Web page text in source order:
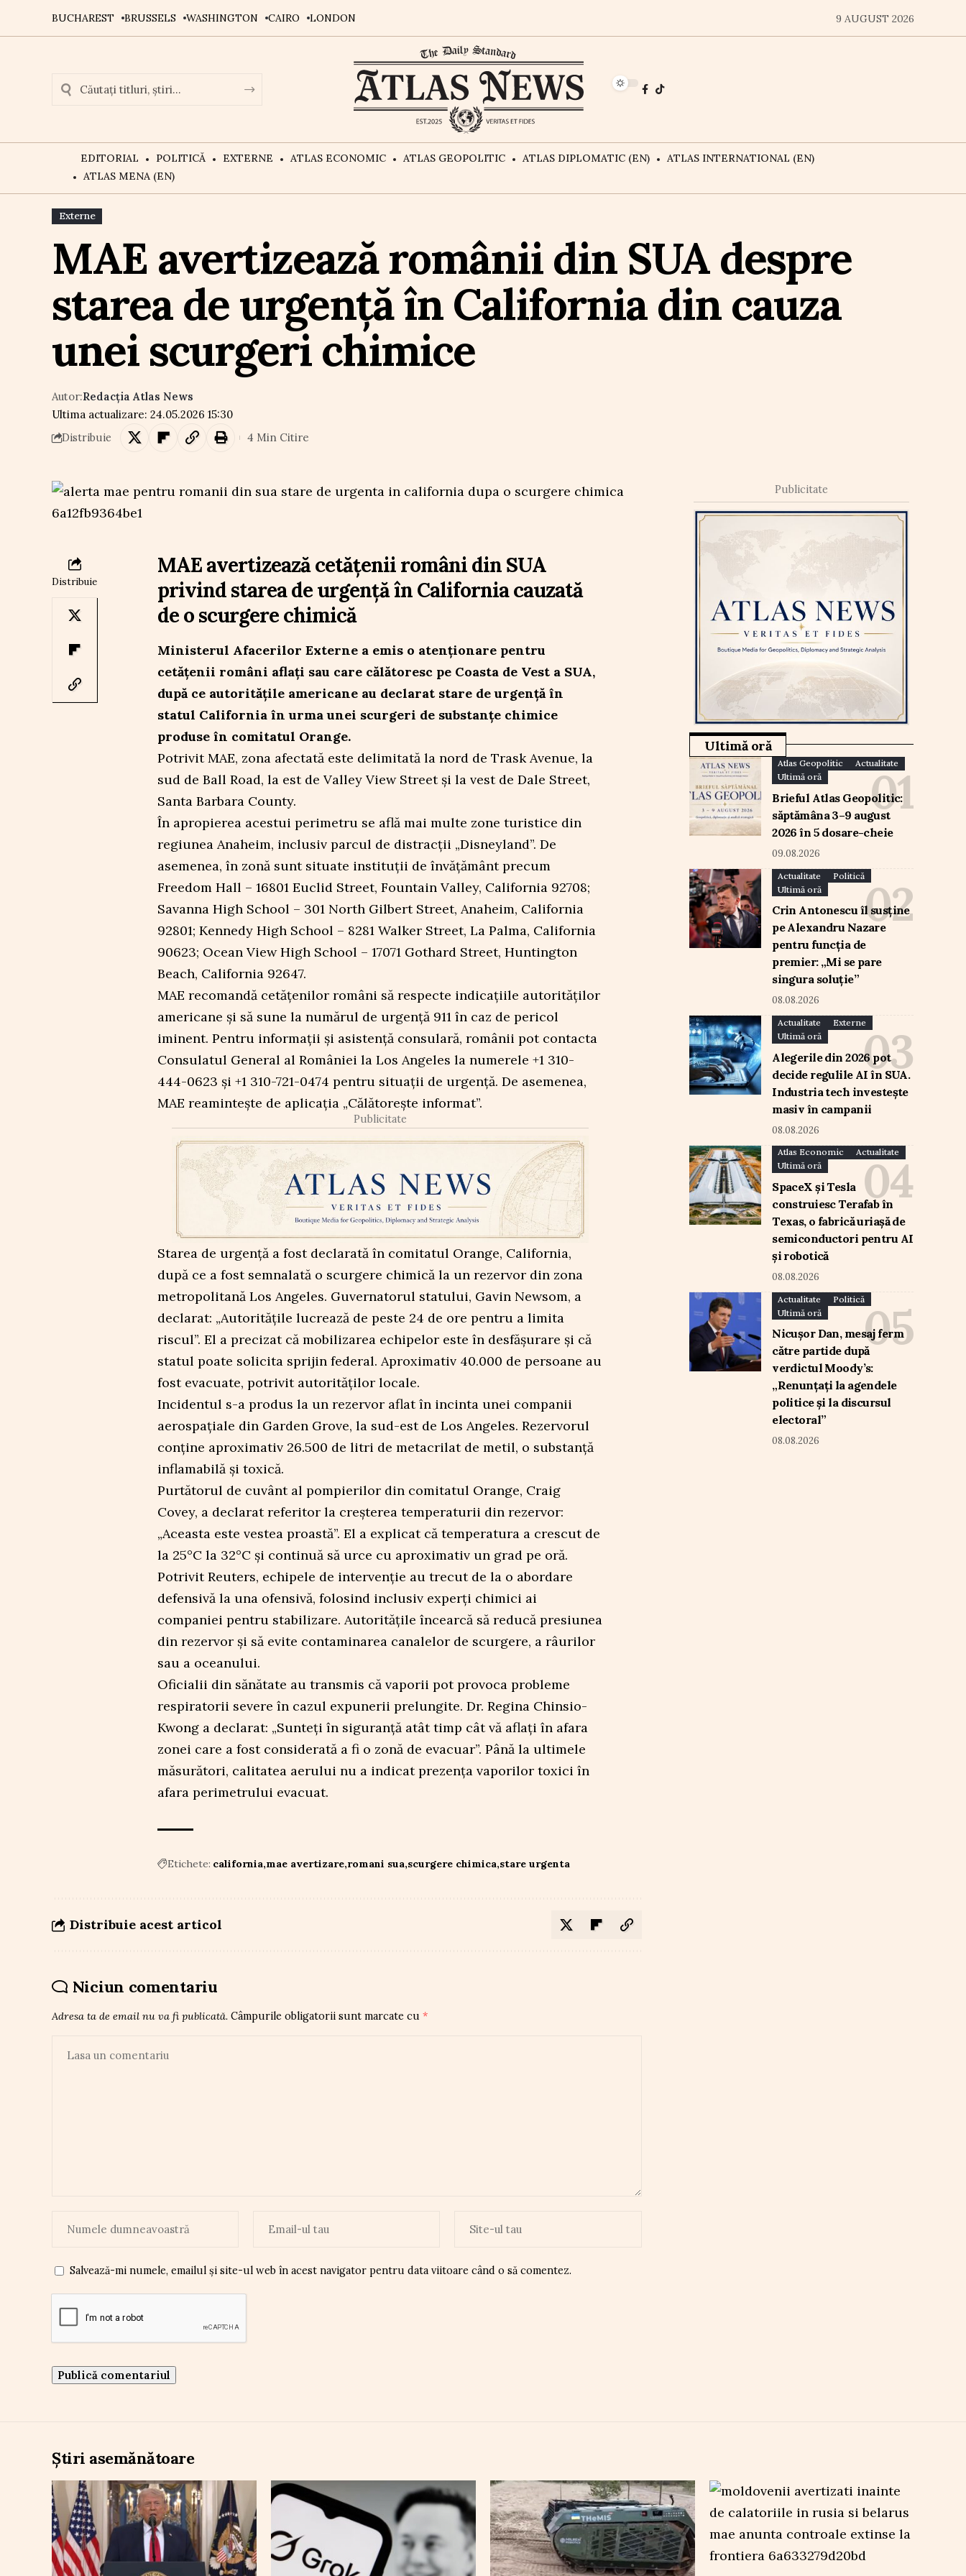
BUCHAREST BRUSSELS WASHINGTON CAIRO LONDON 9 AUGUST 2026
EDITORIAL POLITICĂ EXTERNE ATLAS ECONOMIC ATLAS GEOPOLITIC ATLAS DIPLOMATIC (EN)
ATLAS INTERNATIONAL (EN)
ATLAS MENA (EN)
Externe
MAE avertizează românii din SUA despre
starea de urgență în California din cauza
unei scurgeri chimice
Ultima actualizare: 24.05.2026 15:30
Autor:Redacția Atlas News
Distribuie 4 Min Citire
Distribuie
MAE avertizează cetățenii români din SUA
privind starea de urgență în California cauzată
de o scurgere chimică
Ministerul Afacerilor Externe a emis o atenționare pentru
cetățenii români aflați sau care călătoresc pe Coasta de Vest a SUA,
după ce autoritățile americane au declarat stare de urgență în
statul California în urma unei scurgeri de substanțe chimice
produse în comitatul Orange.
Potrivit MAE, zona afectată este delimitată la nord de Trask Avenue, la
sud de Ball Road, la est de Valley View Street și la vest de Dale Street,
Santa Barbara County.
În apropierea acestui perimetru se află mai multe zone turistice din
regiunea Anaheim, inclusiv parcul de distracții „Disneyland”. De
asemenea, în zonă sunt situate instituții de învățământ precum
Freedom Hall – 16801 Euclid Street, Fountain Valley, California 92708;
Savanna High School – 301 North Gilbert Street, Anaheim, California
92801; Kennedy High School – 8281 Walker Street, La Palma, California
90623; Ocean View High School – 17071 Gothard Street, Huntington
Beach, California 92647.
MAE recomandă cetățenilor români să respecte indicațiile autorităților
americane și să sune la numărul de urgență 911 în caz de pericol
iminent. Pentru informații și asistență consulară, românii pot contacta
Consulatul General al României la Los Angeles la numerele +1 310-
444-0623 și +1 310-721-0474 pentru situații de urgență. De asemenea,
MAE reamintește de aplicația „Călătorește informat”.
Publicitate
Starea de urgență a fost declarată în comitatul Orange, California,
după ce a fost semnalată o scurgere chimică la un rezervor din zona
metropolitană Los Angeles. Guvernatorul statului, Gavin Newsom, a
declarat: „Autoritățile lucrează de peste 24 de ore pentru a limita
riscul”. El a precizat că mobilizarea echipelor este în desfășurare și că
statul poate solicita sprijin federal. Aproximativ 40.000 de persoane au
fost evacuate, potrivit autorităților locale.
Incidentul s-a produs la un rezervor aflat în incinta unei companii
aerospațiale din Garden Grove, la sud-est de Los Angeles. Rezervorul
conține aproximativ 26.500 de litri de metacrilat de metil, o substanță
inflamabilă și toxică.
Purtătorul de cuvânt al pompierilor din comitatul Orange, Craig
Covey, a declarat referitor la creșterea temperaturii din rezervor:
„Aceasta este vestea proastă”. El a explicat că temperatura a crescut de
la 25°C la 32°C și continuă să urce cu aproximativ un grad pe oră.
Potrivit Reuters, echipele de intervenție au trecut de la o abordare
defensivă la una ofensivă, folosind inclusiv experți chimici ai
companiei pentru stabilizare. Autoritățile încearcă să reducă presiunea
din rezervor și să evite contaminarea canalelor de scurgere, a râurilor
sau a oceanului.
Oficialii din sănătate au transmis că vaporii pot provoca probleme
respiratorii severe în cazul expunerii prelungite. Dr. Regina Chinsio-
Kwong a declarat: „Sunteți în siguranță atât timp cât vă aflați în afara
zonei care a fost considerată a fi o zonă de evacuar”. Până la ultimele
măsurători, calitatea aerului nu a indicat prezența vaporilor toxici în
afara perimetrului evacuat.
Etichete: california mae avertizare romani sua scurgere chimica stare urgenta
Distribuie acest articol
Niciun comentariu
Adresa ta de email nu va fi publicată. Câmpurile obligatorii sunt marcate cu *
Salvează-mi numele, emailul și site-ul web în acest navigator pentru data viitoare când o să comentez.
Publicitate
Ultimă oră
Atlas Geopolitic
Actualitate
Ultimă oră
Brieful Atlas Geopolitic:
săptămâna 3–9 august
2026 în 5 dosare-cheie
09.08.2026
Actualitate
Politică
Ultimă oră
Crin Antonescu îl susține
pe Alexandru Nazare
pentru funcția de
premier: „Mi se pare
singura soluție”
08.08.2026
Actualitate
Externe
Ultimă oră
Alegerile din 2026 pot
decide regulile AI în SUA.
Industria tech investește
masiv în campanii
08.08.2026
Atlas Economic
Actualitate
Ultimă oră
SpaceX și Tesla
construiesc Terafab în
Texas, o fabrică uriașă de
semiconductori pentru AI
și robotică
08.08.2026
Actualitate
Politică
Ultimă oră
Nicușor Dan, mesaj ferm
către partide după
verdictul Moody’s:
„Renunțați la agendele
politice și la discursul
electoral”
08.08.2026
Știri asemănătoare